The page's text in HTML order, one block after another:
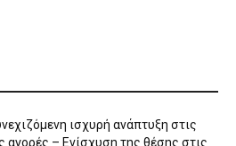
ισχυρή ανάπτυξη στις
αγορές – Ενίσχυση της θέσης στις